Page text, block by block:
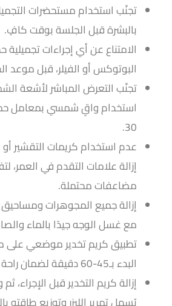
تجنّب استخدام مستحضرات
بالبشرة قبل الجلسة بوقت كافٍ.
الامتناع عن أي إجراءات
البوتوكس أو الفيلر، قبل موعد
تجنّب التعرض المباشر لأشعة
30.
عدم استخدام كريمات التقشير أو
إزالة علامات التقدم في العمر،
مضاعفات محتملة.
إزالة جميع المجوهرات
مع غسل الوجه جيدًا بالماء
تطبيق كريم تخدير موضعي على
البدء بـ45-60 دقيقة لضمان راحة المريض.
إزالة كريم التخدير قبل